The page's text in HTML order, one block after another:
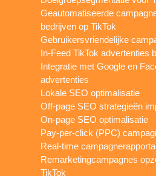
Geautomatiseerde
bedrijven op TikTok
Gebruikersvriendelijke
In-Feed TikTok advertenties
Integratie met Google en
advertenties
Lokale SEO optimalisatie
Off-page SEO strategieën
On-page SEO optimalisatie
Pay-per-click (PPC)
Real-time
Remarketingcampagnes
TikTok